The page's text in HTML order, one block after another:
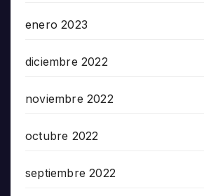
enero 2023
diciembre 2022
noviembre 2022
octubre 2022
septiembre 2022